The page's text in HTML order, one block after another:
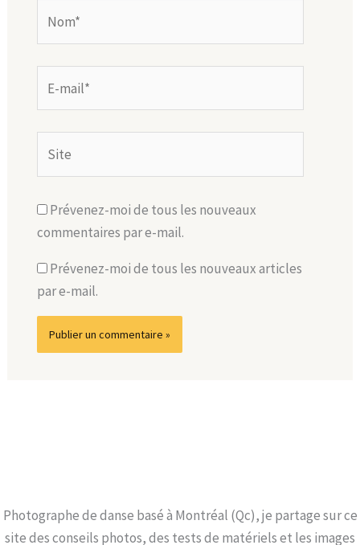
mail*
Prévenez-moi de tous les nouveaux
commentaires par e-mail.
Prévenez-moi de tous les nouveaux articles
par e-mail.
Photographe de danse basé à Montréal (Qc), je partage sur ce
site des conseils photos, des tests de matériels et les images